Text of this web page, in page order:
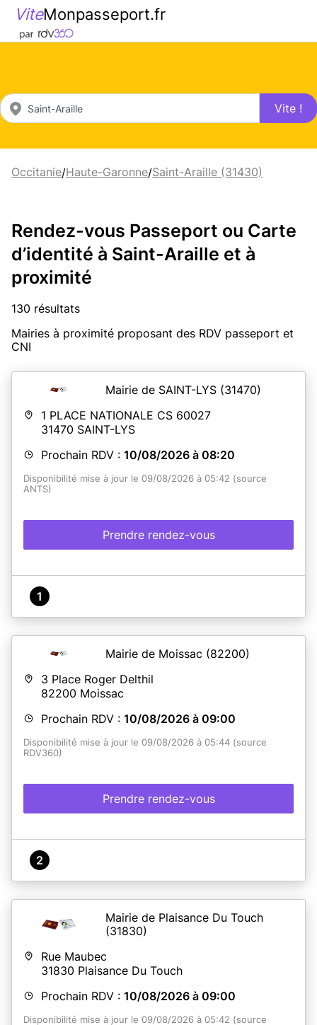
ViteMonpasseport.fr
Vite !
Occitanie/Haute-Garonne/Saint-Araille (31430)
Rendez-vous Passeport ou Carte
d’identité à Saint-Araille et à
proximité
130 résultats
Mairies à proximité proposant des RDV passeport et
CNI
Mairie de SAINT-LYS (31470)
1 PLACE NATIONALE CS 60027
31470 SAINT-LYS
Prochain RDV : 10/08/2026 à 08:20
Disponibilité mise à jour le 09/08/2026 à 05:42 (source
ANTS)
Prendre rendez-vous
1
Mairie de Moissac (82200)
3 Place Roger Delthil
82200 Moissac
Prochain RDV : 10/08/2026 à 09:00
Disponibilité mise à jour le 09/08/2026 à 05:44 (source
RDV360)
Prendre rendez-vous
2
Mairie de Plaisance Du Touch
(31830)
Rue Maubec
31830 Plaisance Du Touch
Prochain RDV : 10/08/2026 à 09:00
Disponibilité mise à jour le 09/08/2026 à 05:42 (source